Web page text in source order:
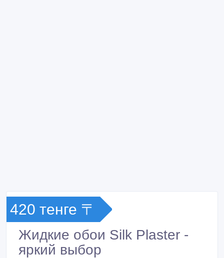
420 тенге 〒
Жидкие обои Silk Plaster -
яркий выбор